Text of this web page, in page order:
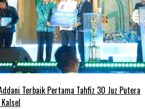
Terbaik Pertama Tahfiz 30 Juz Putera